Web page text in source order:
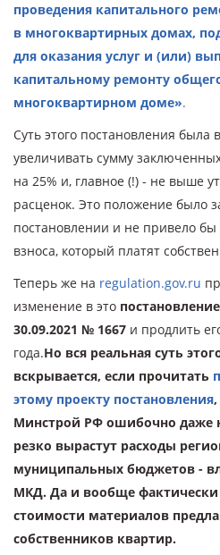
проведения капитального
в многоквартирных домах,
для оказания услуг и (или)
капитальному ремонту
многоквартирном доме».
Суть этого постановления
увеличивать сумму
на 25% и, главное (!) - не выше
расценок. Это положение было
постановлении и не привело
взноса, который платят
Теперь же на regulation.gov.ru
изменение в это
30.09.2021 № 1667 и продлить
года.Но вся реальная суть
вскрывается, если прочитать
этому проекту постановления
Минстрой РФ ошибочно даже
резко вырастут расходы
муниципальных бюджетов -
МКД. Да и вообще фактически
стоимости материалов
собственников квартир.